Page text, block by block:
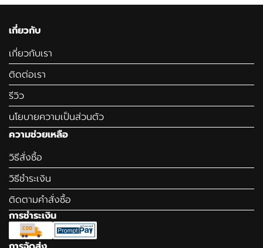
เกี่ยวกับ
เกี่ยวกับเรา
ติดต่อเรา
รีวิว
นโยบายความเป็นส่วนตัว
ความช่วยเหลือ
วิธีสั่งซื้อ
วิธีชำระเงิน
ติดตามคำสั่งซื้อ
การชำระเงิน